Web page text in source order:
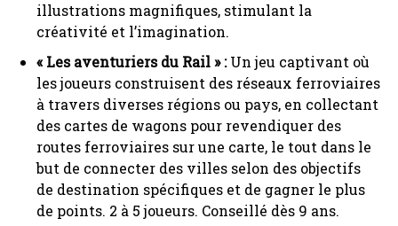
illustrations magnifiques, stimulant la
créativité et l’imagination.
« Les aventuriers du Rail » :Un jeu captivant où
les joueurs construisent des réseaux ferroviaires
à travers diverses régions ou pays, en collectant
des cartes de wagons pour revendiquer des
routes ferroviaires sur une carte, le tout dans le
but de connecter des villes selon des objectifs
de destination spécifiques et de gagner le plus
de points. 2 à 5 joueurs. Conseillé dès 9 ans.